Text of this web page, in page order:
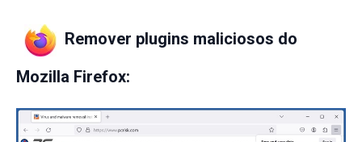
Remover plugins maliciosos do
Mozilla Firefox: